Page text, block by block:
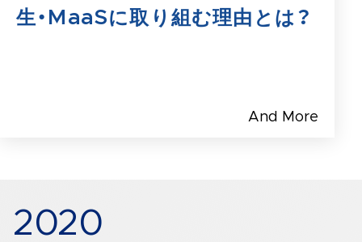
生・MaaSに取り組む理由とは？
And More
2020